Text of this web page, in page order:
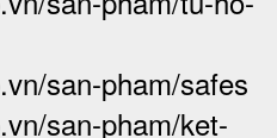
san-pham/safes
san-pham/ket-